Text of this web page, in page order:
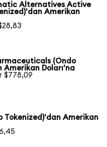
Alternatives Active
Amerikan
(Ondo
Amerikan Doları'na
$778,09
Tokenized)'dan Amerikan